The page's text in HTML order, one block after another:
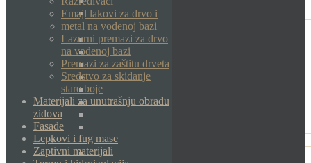
Emajl lakovi za drvo i
metal na vodenoj bazi
Lazurni premazi za drvo
na vodenoj bazi
Premazi za zaštitu drveta
Sredstvo za skidanje
stare boje
Materijali za unutrašnju obradu
zidova
Fasade
Lepkovi i fug mase
Zaptivni materijali